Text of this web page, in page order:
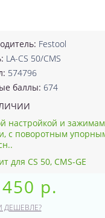
Festool
LA-CS 50/CMS
574796
баллы: 674
настройкой и
с поворотным
для CS 50, CMS-GE
р.
ДЕШЕВЛЕ?